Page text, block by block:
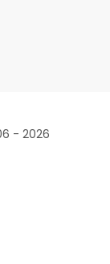
- 2026